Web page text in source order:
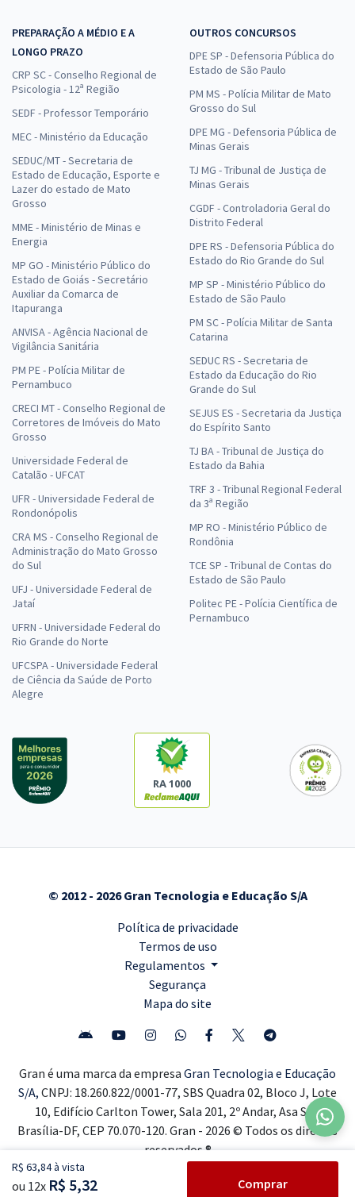
R$ 63,84 à vista
ou 12x R$ 5,32 Comprar
PREPARAÇÃO A MÉDIO E A
LONGO PRAZO
CRP SC - Conselho Regional de
Psicologia - 12ª Região
SEDF - Professor Temporário
MEC - Ministério da Educação
SEDUC/MT - Secretaria de
Estado de Educação, Esporte e
Lazer do estado de Mato
Grosso
MME - Ministério de Minas e
Energia
MP GO - Ministério Público do
Estado de Goiás - Secretário
Auxiliar da Comarca de
Itapuranga
ANVISA - Agência Nacional de
Vigilância Sanitária
PM PE - Polícia Militar de
Pernambuco
CRECI MT - Conselho Regional de
Corretores de Imóveis do Mato
Grosso
Universidade Federal de
Catalão - UFCAT
UFR - Universidade Federal de
Rondonópolis
CRA MS - Conselho Regional de
Administração do Mato Grosso
do Sul
UFJ - Universidade Federal de
Jataí
UFRN - Universidade Federal do
Rio Grande do Norte
UFCSPA - Universidade Federal
de Ciência da Saúde de Porto
Alegre
OUTROS CONCURSOS
DPE SP - Defensoria Pública do
Estado de São Paulo
PM MS - Polícia Militar de Mato
Grosso do Sul
DPE MG - Defensoria Pública de
Minas Gerais
TJ MG - Tribunal de Justiça de
Minas Gerais
CGDF - Controladoria Geral do
Distrito Federal
DPE RS - Defensoria Pública do
Estado do Rio Grande do Sul
MP SP - Ministério Público do
Estado de São Paulo
PM SC - Polícia Militar de Santa
Catarina
SEDUC RS - Secretaria de
Estado da Educação do Rio
Grande do Sul
SEJUS ES - Secretaria da Justiça
do Espírito Santo
TJ BA - Tribunal de Justiça do
Estado da Bahia
TRF 3 - Tribunal Regional Federal
da 3ª Região
MP RO - Ministério Público de
Rondônia
TCE SP - Tribunal de Contas do
Estado de São Paulo
Politec PE - Polícia Científica de
Pernambuco
RA 1000
© 2012 - 2026 Gran Tecnologia e Educação S/A
Política de privacidade
Termos de uso
Regulamentos
Segurança
Mapa do site
Gran é uma marca da empresa Gran Tecnologia e Educação
S/A, CNPJ: 18.260.822/0001-77, SBS Quadra 02, Bloco J, Lote
10, Edifício Carlton Tower, Sala 201, 2º Andar, Asa Sul,
Brasília-DF, CEP 70.070-120. Gran - 2026 © Todos os direitos
reservados ®